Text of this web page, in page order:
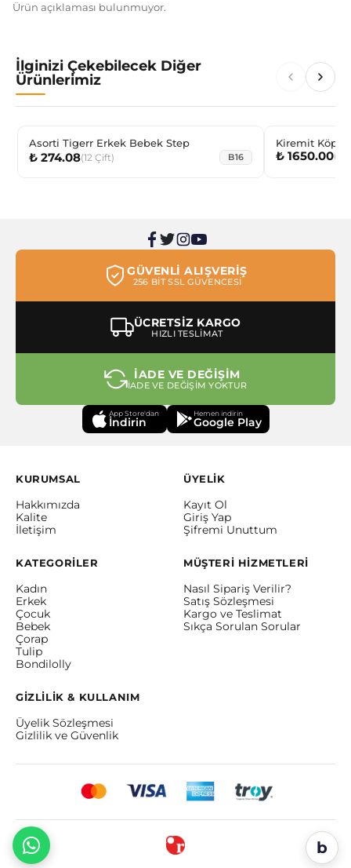
Ürün açıklaması bulunmuyor.
İlginizi Çekebilecek Diğer
Ürünlerimiz
Asorti Tigerr Erkek Bebek Step
₺ 274.08(12 Çift) B16
Kiremit Köpek baskılı erkek çocuk
takımı
₺ 1650.00(
GÜVENLİ ALIŞVERİŞ
256 BİT SSL GÜVENCESİ
ÜCRETSİZ KARGO
HIZLI TESLİMAT
İADE VE DEĞİŞİM
İADE VE DEĞİŞİM YOKTUR
App Store'dan
İndirin
Hemen indirin
Google Play
KURUMSAL
Hakkımızda
Kalite
İletişim
ÜYELİK
Kayıt Ol
Giriş Yap
Şifremi Unuttum
KATEGORİLER
Kadın
Erkek
Çocuk
Bebek
Çorap
Tulip
Bondilolly
MÜŞTERİ HİZMETLERİ
Nasıl Sipariş Verilir?
Satış Sözleşmesi
Kargo ve Teslimat
Sıkça Sorulan Sorular
GİZLİLİK & KULLANIM
Üyelik Sözleşmesi
Gizlilik ve Güvenlik
b